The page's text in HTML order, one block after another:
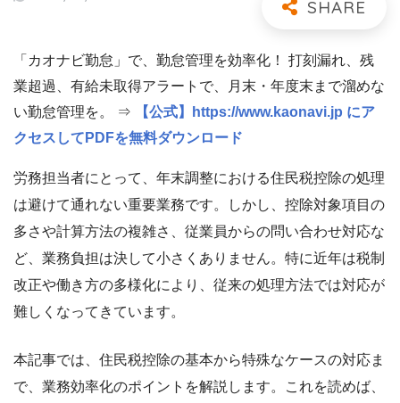
「カオナビ勤怠」で、勤怠管理を効率化！ 打刻漏れ、残
業超過、有給未取得アラートで、月末・年度末まで溜めな
い勤怠管理を。 ⇒
【公式】https://www.kaonavi.jp にア
クセスしてPDFを無料ダウンロード
労務担当者にとって、年末調整における住民税控除の処理
は避けて通れない重要業務です。しかし、控除対象項目の
多さや計算方法の複雑さ、従業員からの問い合わせ対応な
ど、業務負担は決して小さくありません。特に近年は税制
改正や働き方の多様化により、従来の処理方法では対応が
難しくなってきています。
本記事では、住民税控除の基本から特殊なケースの対応ま
で、業務効率化のポイントを解説します。これを読めば、